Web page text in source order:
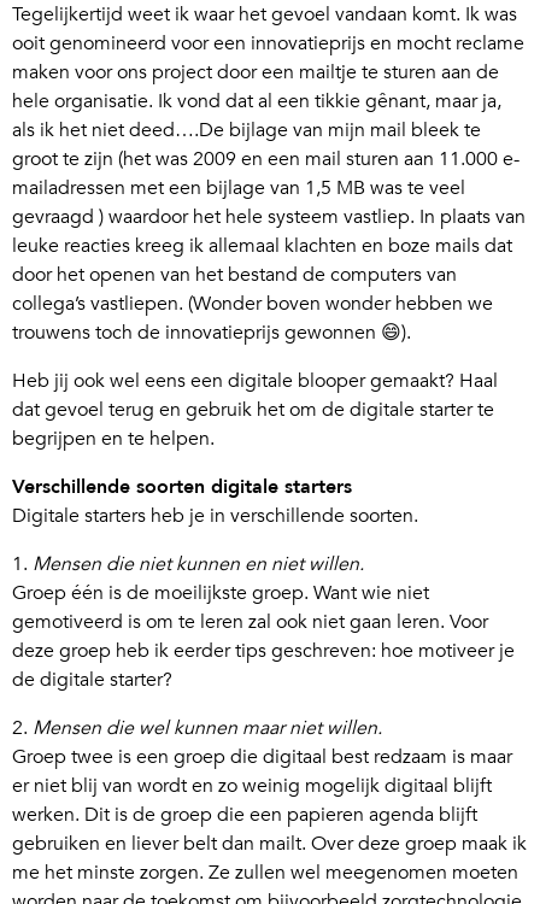
Tegelijkertijd weet ik waar het gevoel vandaan komt. Ik was
ooit genomineerd voor een innovatieprijs en mocht reclame
maken voor ons project door een mailtje te sturen aan de
hele organisatie. Ik vond dat al een tikkie gênant, maar ja,
als ik het niet deed….De bijlage van mijn mail bleek te
groot te zijn (het was 2009 en een mail sturen aan 11.000 e-
mailadressen met een bijlage van 1,5 MB was te veel
gevraagd ) waardoor het hele systeem vastliep. In plaats van
leuke reacties kreeg ik allemaal klachten en boze mails dat
door het openen van het bestand de computers van
collega’s vastliepen. (Wonder boven wonder hebben we
trouwens toch de innovatieprijs gewonnen 😄).
Heb jij ook wel eens een digitale blooper gemaakt? Haal
dat gevoel terug en gebruik het om de digitale starter te
begrijpen en te helpen.
Verschillende soorten digitale starters
Digitale starters heb je in verschillende soorten.
1. Mensen die niet kunnen en niet willen.
Groep één is de moeilijkste groep. Want wie niet
gemotiveerd is om te leren zal ook niet gaan leren. Voor
deze groep heb ik eerder tips geschreven: hoe motiveer je
de digitale starter?
2. Mensen die wel kunnen maar niet willen.
Groep twee is een groep die digitaal best redzaam is maar
er niet blij van wordt en zo weinig mogelijk digitaal blijft
werken. Dit is de groep die een papieren agenda blijft
gebruiken en liever belt dan mailt. Over deze groep maak ik
me het minste zorgen. Ze zullen wel meegenomen moeten